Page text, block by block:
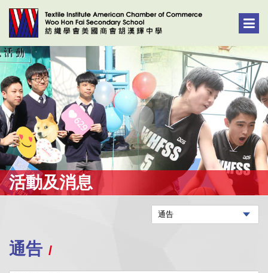
活動及消息
通告